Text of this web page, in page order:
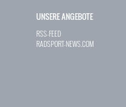
UNSERE ANGEBOTE
RSS-FEED
RADSPORT-NEWS.COM